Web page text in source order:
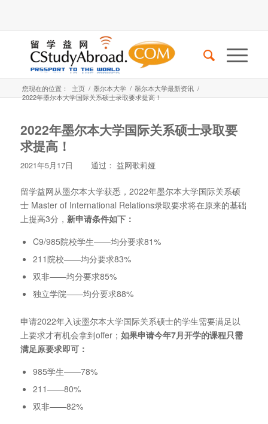
您现在的位置： 主页 / 墨尔本大学 / 墨尔本大学最新资讯 /
2022年墨尔本大学国际关系硕士录取要求提高！
2022年墨尔本大学国际关系硕士录取要
求提高！
2021年5月17日 通过： 益网歌莉娅
留学益网从墨尔本大学获悉，2022年墨尔本大学国际关系硕
士 Master of International Relations录取要求将在原来的基础
上提高3分， 新申请条件如下：
C9/985院校学生——均分要求81%
211院校——均分要求83%
双非——均分要求85%
独立学院——均分要求88%
申请2022年入读墨尔本大学国际关系硕士的学生需要满足以
上要求才有机会拿到offer； 如果申请今年7月开学的课程只需
满足原要求即可：
985学生——78%
211——80%
双非——82%